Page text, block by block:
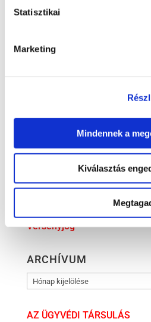
Statisztikai
Marketing
Mindennek a
Kiválasztás
Ingatlanjog
Követeléskezelés
Pénzügyek
Szellemi tulajdon
Versenyjog
ARCHÍVUM
ARCHÍVUM
AZ ÜGYVÉDI TÁRSULÁS